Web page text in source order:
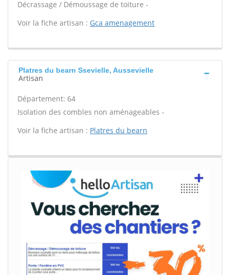
Décrassage / Démoussage de toiture -
Voir la fiche artisan : Gca amenagement
Platres du bearn Ssevielle, Aussevielle
Artisan
Département: 64
Isolation des combles non aménageables -
Voir la fiche artisan : Platres du bearn